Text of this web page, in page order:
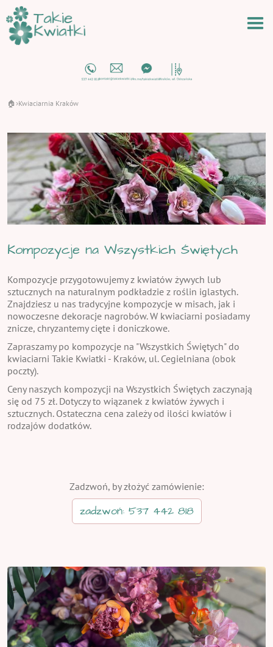
🏠 ›Kwiaciarnia Kraków
Kompozycje na Wszystkich Świętych
Kompozycje przygotowujemy z kwiatów żywych lub
sztucznych na naturalnym podkładzie z roślin iglastych.
Znajdziesz u nas tradycyjne kompozycje w misach, jak i
nowoczesne dekoracje nagrobów. W kwiaciarni posiadamy
znicze, chryzantemy cięte i doniczkowe.
Zapraszamy po kompozycje na "Wszystkich Świętych" do
kwiaciarni Takie Kwiatki - Kraków, ul. Cegielniana (obok
poczty).
Ceny naszych kompozycji na Wszystkich Świętych zaczynają
się od 75 zł. Dotyczy to wiązanek z kwiatów żywych i
sztucznych. Ostateczna cena zależy od ilości kwiatów i
rodzajów dodatków.
Zadzwoń, by złożyć zamówienie:
zadzwoń: 537 442 818